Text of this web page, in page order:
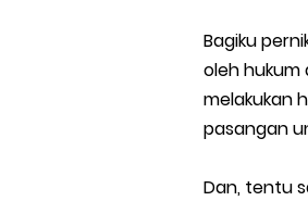
Bagiku
oleh hukum
melakukan
pasangan
Dan, tentu